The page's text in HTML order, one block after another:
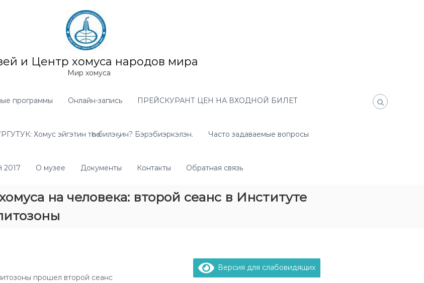
и Центр хомуса народов мира
Мир хомуса
программы Онлайн-запись ПРЕЙСКУРАНТ ЦЕН НА ВХОДНОЙ БИЛЕТ
Хомус эйгэтин төһө билэҕин? Бэрэбиэркэлэн. Часто задаваемые вопросы
2017 О музее Документы Контакты Обратная связь
на человека: второй сеанс в Институте
прошел второй сеанс
Версия для слабовидящих